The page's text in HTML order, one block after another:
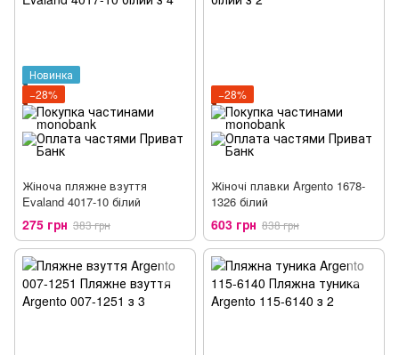
Новинка
−28%
Жіноча пляжне взуття
Evaland 4017-10 білий
275 грн 383 грн
−28%
Жіночі плавки Argento 1678-
1326 білий
603 грн 838 грн